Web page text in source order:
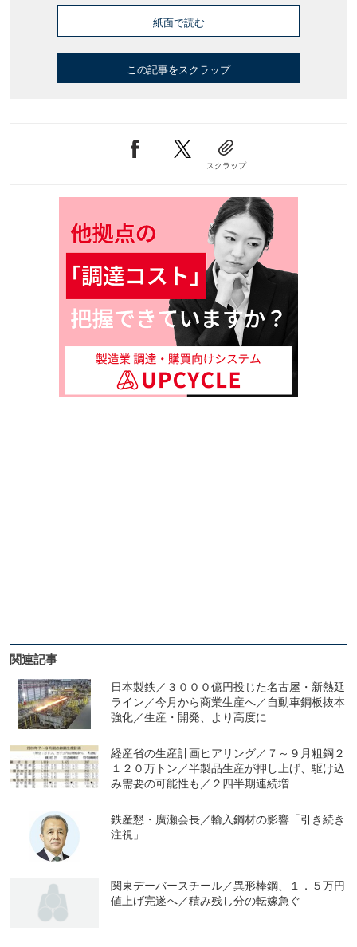
紙面で読む
この記事をスクラップ
スクラップ
関連記事
日本製鉄／３０００億円投じた名古屋・新熱延
ライン／今月から商業生産へ／自動車鋼板抜本
強化／生産・開発、より高度に
経産省の生産計画ヒアリング／７～９月粗鋼２
１２０万トン／半製品生産が押し上げ、駆け込
み需要の可能性も／２四半期連続増
鉄産懇・廣瀬会長／輸入鋼材の影響「引き続き
注視」
関東デーバースチール／異形棒鋼、１．５万円
値上げ完遂へ／積み残し分の転嫁急ぐ